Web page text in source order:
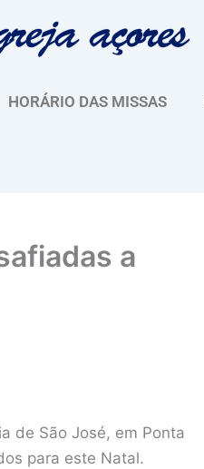
HORÁRIO DAS MISSAS
a
de São José, em Ponta
para este Natal.